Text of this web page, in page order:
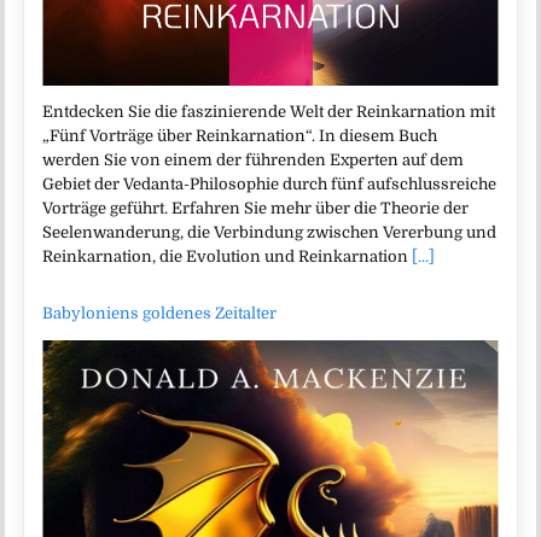
Entdecken Sie die faszinierende Welt der Reinkarnation mit
„Fünf Vorträge über Reinkarnation“. In diesem Buch
werden Sie von einem der führenden Experten auf dem
Gebiet der Vedanta-Philosophie durch fünf aufschlussreiche
Vorträge geführt. Erfahren Sie mehr über die Theorie der
Seelenwanderung, die Verbindung zwischen Vererbung und
Reinkarnation, die Evolution und Reinkarnation [...]
Babyloniens goldenes Zeitalter